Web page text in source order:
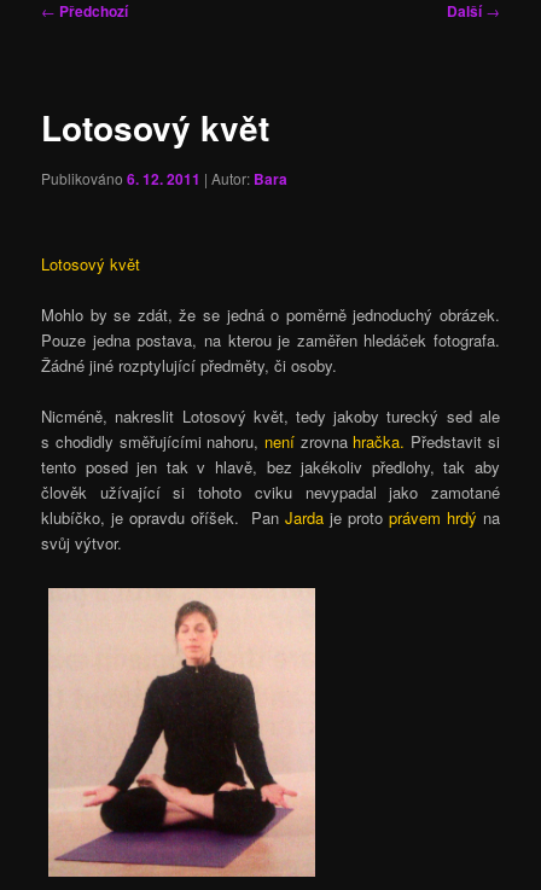
Navigace
← Předchozí Další→
Lotosový květ
Publikováno6. 12. 2011 | Autor: Bara
Lotosový květ
Mohlo by se zdát, že se jedná o poměrně jednoduchý obrázek.
Pouze jedna postava, na kterou je zaměřen hledáček fotografa.
Žádné jiné rozptylující předměty, či osoby.
Nicméně, nakreslit Lotosový květ, tedy jakoby turecký sed ale
s chodidly směřujícími nahoru, není zrovna hračka. Představit si
tento posed jen tak v hlavě, bez jakékoliv předlohy, tak aby
člověk užívající si tohoto cviku nevypadal jako zamotané
klubíčko, je opravdu oříšek. Pan Jarda je proto právem hrdý na
svůj výtvor.